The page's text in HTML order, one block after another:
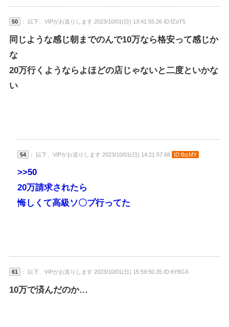
50 ： 以下、VIPがお送りします 2023/10/01(日) 13:41:55.26 ID:fZoT5
同じような感じ朝までのんで10万なら格安って感じか
な
20万行くようならよほどの店じゃないと二度といかな
い
54 ： 以下、VIPがお送りします 2023/10/01(日) 14:21:57.68 ID:fbzMY
>>50
20万請求されたら
悔しくて高級ソ〇プ行ってた
61 ： 以下、VIPがお送りします 2023/10/01(日) 15:59:50.35 ID:6Y8GX
10万で済んだのか…